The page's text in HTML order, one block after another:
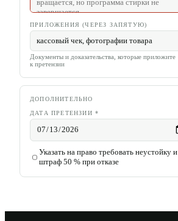
ПРИЛОЖЕНИЯ (ЧЕРЕЗ ЗАПЯТУЮ)
Документы и доказательства, которые приложите
к претензии
ДОПОЛНИТЕЛЬНО
ДАТА ПРЕТЕНЗИИ *
Указать на право требовать неустойку и
штраф 50 % при отказе